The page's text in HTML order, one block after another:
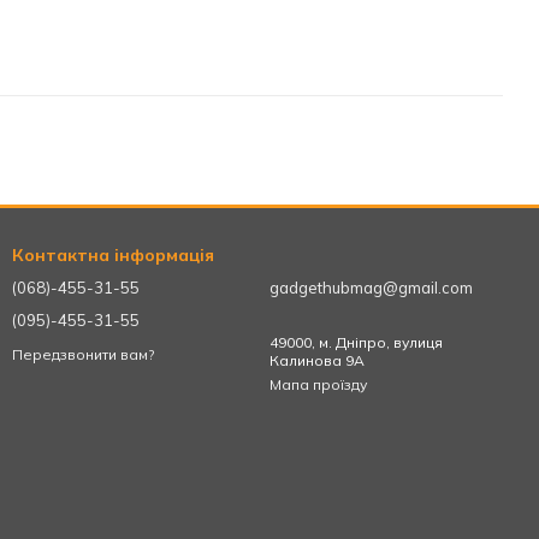
Контактна інформація
(068)-455-31-55
(095)-455-31-55
Передзвонити вам?
gadgethubmag@gmail.com
49000, м. Дніпро, вулиця
Калинова 9А
Мапа проїзду